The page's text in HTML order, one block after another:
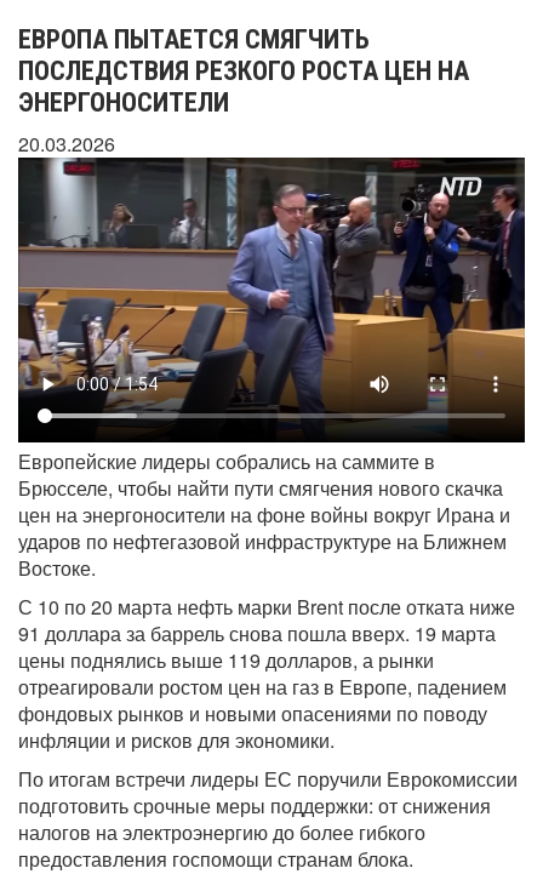
ЕВРОПА ПЫТАЕТСЯ СМЯГЧИТЬ
ПОСЛЕДСТВИЯ РЕЗКОГО РОСТА ЦЕН НА
ЭНЕРГОНОСИТЕЛИ
20.03.2026
Европейские лидеры собрались на саммите в
Брюсселе, чтобы найти пути смягчения нового скачка
цен на энергоносители на фоне войны вокруг Ирана и
ударов по нефтегазовой инфраструктуре на Ближнем
Востоке.
С 10 по 20 марта нефть марки Brent после отката ниже
91 доллара за баррель снова пошла вверх. 19 марта
цены поднялись выше 119 долларов, а рынки
отреагировали ростом цен на газ в Европе, падением
фондовых рынков и новыми опасениями по поводу
инфляции и рисков для экономики.
По итогам встречи лидеры ЕС поручили Еврокомиссии
подготовить срочные меры поддержки: от снижения
налогов на электроэнергию до более гибкого
предоставления госпомощи странам блока.